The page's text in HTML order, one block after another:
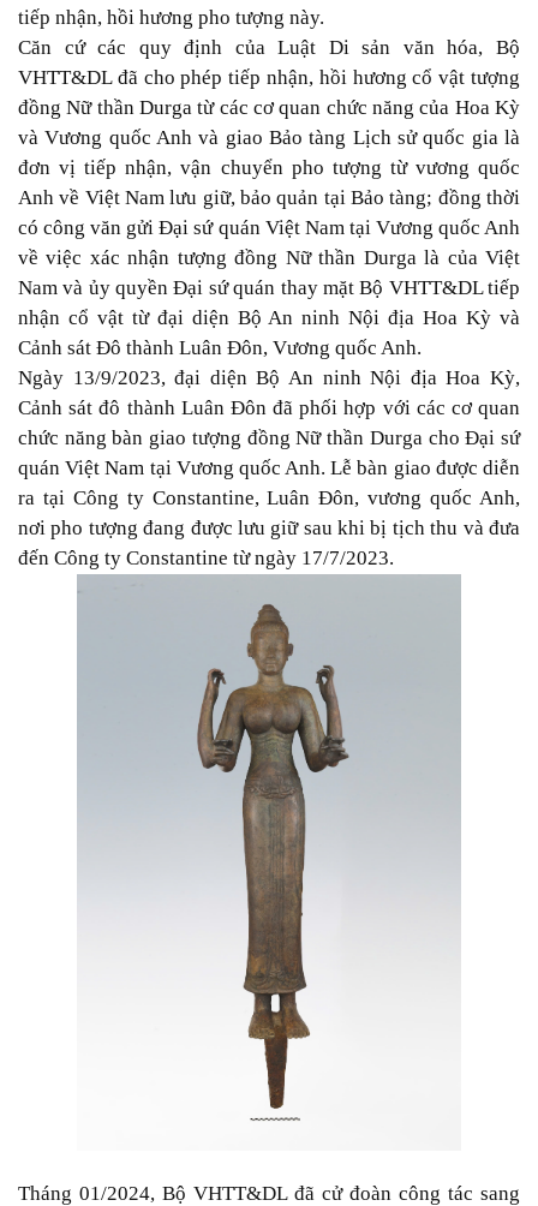
tiếp nhận, hồi hương pho tượng này.
Căn cứ các quy định của Luật Di sản văn hóa, Bộ
VHTT&DL đã cho phép tiếp nhận, hồi hương cổ vật tượng
đồng Nữ thần Durga từ các cơ quan chức năng của Hoa Kỳ
và Vương quốc Anh và giao Bảo tàng Lịch sử quốc gia là
đơn vị tiếp nhận, vận chuyển pho tượng từ vương quốc
Anh về Việt Nam lưu giữ, bảo quản tại Bảo tàng; đồng thời
có công văn gửi Đại sứ quán Việt Nam tại Vương quốc Anh
về việc xác nhận tượng đồng Nữ thần Durga là của Việt
Nam và ủy quyền Đại sứ quán thay mặt Bộ VHTT&DL tiếp
nhận cổ vật từ đại diện Bộ An ninh Nội địa Hoa Kỳ và
Cảnh sát Đô thành Luân Đôn, Vương quốc Anh.
Ngày 13/9/2023, đại diện Bộ An ninh Nội địa Hoa Kỳ,
Cảnh sát đô thành Luân Đôn đã phối hợp với các cơ quan
chức năng bàn giao tượng đồng Nữ thần Durga cho Đại sứ
quán Việt Nam tại Vương quốc Anh. Lễ bàn giao được diễn
ra tại Công ty Constantine, Luân Đôn, vương quốc Anh,
nơi pho tượng đang được lưu giữ sau khi bị tịch thu và đưa
đến Công ty Constantine từ ngày 17/7/2023.
Tháng 01/2024, Bộ VHTT&DL đã cử đoàn công tác sang